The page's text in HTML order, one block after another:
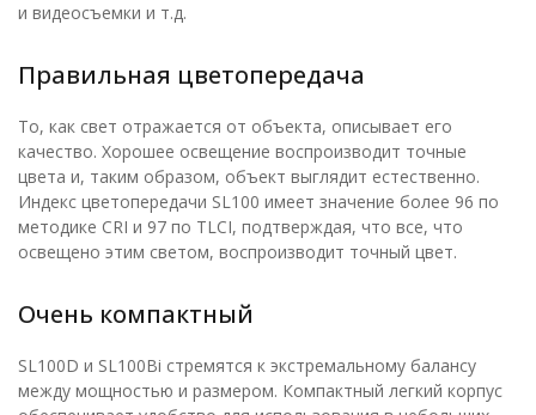
и видеосъемки и т.д.
Правильная цветопередача
То, как свет отражается от объекта, описывает его
качество. Хорошее освещение воспроизводит точные
цвета и, таким образом, объект выглядит естественно.
Индекс цветопередачи SL100 имеет значение более 96 по
методике CRI и 97 по TLCI, подтверждая, что все, что
освещено этим светом, воспроизводит точный цвет.
Очень компактный
SL100D и SL100Bi стремятся к экстремальному балансу
между мощностью и размером. Компактный легкий корпус